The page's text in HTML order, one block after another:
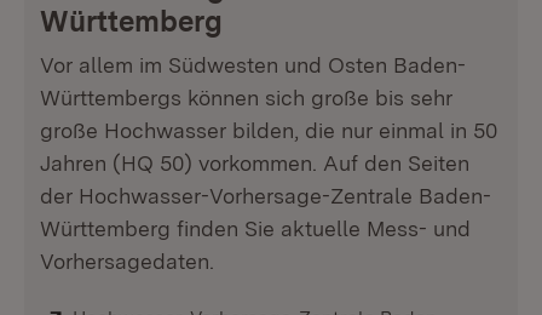
Württemberg
Vor allem im Südwesten und Osten Baden-
Württembergs können sich große bis sehr
große Hochwasser bilden, die nur einmal in 50
Jahren (HQ 50) vorkommen. Auf den Seiten
der Hochwasser-Vorhersage-Zentrale Baden-
Württemberg finden Sie aktuelle Mess- und
Vorhersagedaten.